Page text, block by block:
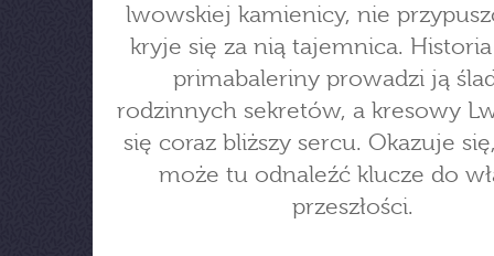
lwowskiej kamienicy, nie
kryje się za nią tajemnica. Historia
primabaleriny prowadzi ją
rodzinnych sekretów, a kresowy
się coraz bliższy sercu. Okazuje
może tu odnaleźć klucze do
przeszłości.